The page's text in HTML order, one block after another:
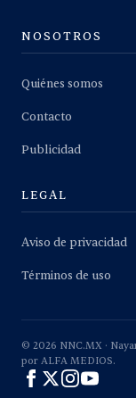
NOSOTROS
Quiénes somos
Contacto
Publicidad
LEGAL
Aviso de privacidad
Términos de uso
© 2026 NNC.MX ·
por ALFA MEDIOS.